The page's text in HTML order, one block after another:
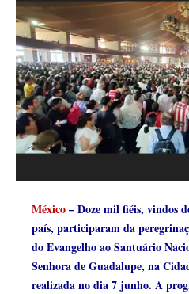
México– Doze mil fiéis, vindos
país, participaram da
do Evangelho ao Santuário
Senhora de Guadalupe, na
realizada no dia 7 junho. A